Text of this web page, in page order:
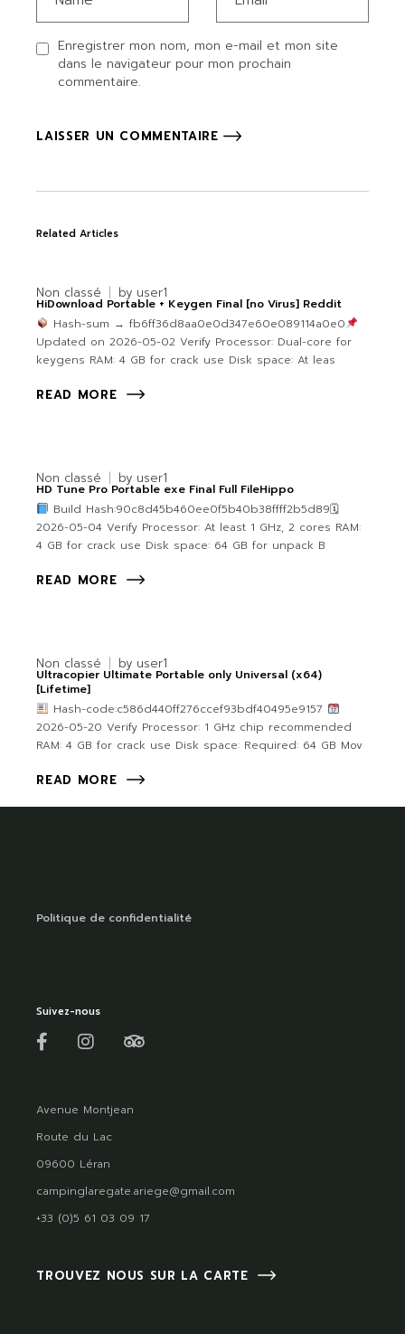
Enregistrer mon nom, mon e-mail et mon site
dans le navigateur pour mon prochain
commentaire.
LAISSER UN COMMENTAIRE
Related Articles
Non classé by user1
HiDownload Portable + Keygen Final [no Virus] Reddit
Hash-sum → fb6ff36d8aa0e0d347e60e089114a0e0
Updated on 2026-05-02 Verify Processor: Dual-core for
keygens RAM: 4 GB for crack use Disk space: At leas
READ MORE
Non classé by user1
HD Tune Pro Portable exe Final Full FileHippo
Build Hash:90c8d45b460ee0f5b40b38ffff2b5d89🗓
2026-05-04 Verify Processor: At least 1 GHz, 2 cores RAM:
4 GB for crack use Disk space: 64 GB for unpack B
READ MORE
Non classé by user1
Ultracopier Ultimate Portable only Universal (x64)
[Lifetime]
Hash-code:c586d440ff276ccef93bdf40495e9157
2026-05-20 Verify Processor: 1 GHz chip recommended
RAM: 4 GB for crack use Disk space: Required: 64 GB Mov
READ MORE
Politique de confidentialité
Suivez-nous
Avenue Montjean
Route du Lac
09600 Léran
campinglaregate.ariege@gmail.com
+33 (0)5 61 03 09 17
TROUVEZ NOUS SUR LA CARTE